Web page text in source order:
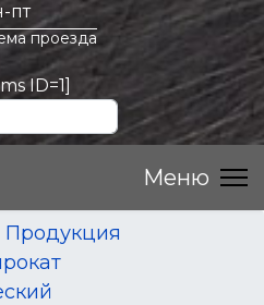
пт
проезда
ID=1]
Продукция